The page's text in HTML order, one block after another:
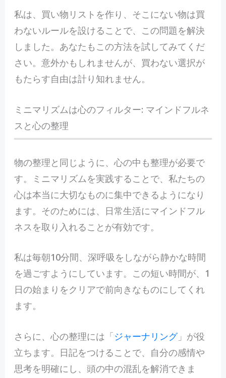
私は、買い物リストを作り、そこにない物は買
わないルールを設けることで、この問題を解決
しました。あなたもこの方法を試してみてくだ
さい。意外かもしれませんが、買わない選択が
もたらす自由は計り知れません。
ミニマリズムは心のフィルター: マインドフルネ
スと心の整理
物の整理と同じように、心の中も整理が必要で
す。ミニマリズムを実践することで、私たちの
心は本当に大切なものに集中できるようになり
ます。そのためには、日常生活にマインドフル
ネスを取り入れることが有効です。
私は毎朝10分間、深呼吸をしながら静かな時間
を過ごすようにしています。この短い時間が、1
日の始まりをクリアで前向きなものにしてくれ
ます。
さらに、心の整理には「ジャーナリング」が役
立ちます。日記をつけることで、自分の感情や
思考を明確にし、頭の中の混乱を解消できま